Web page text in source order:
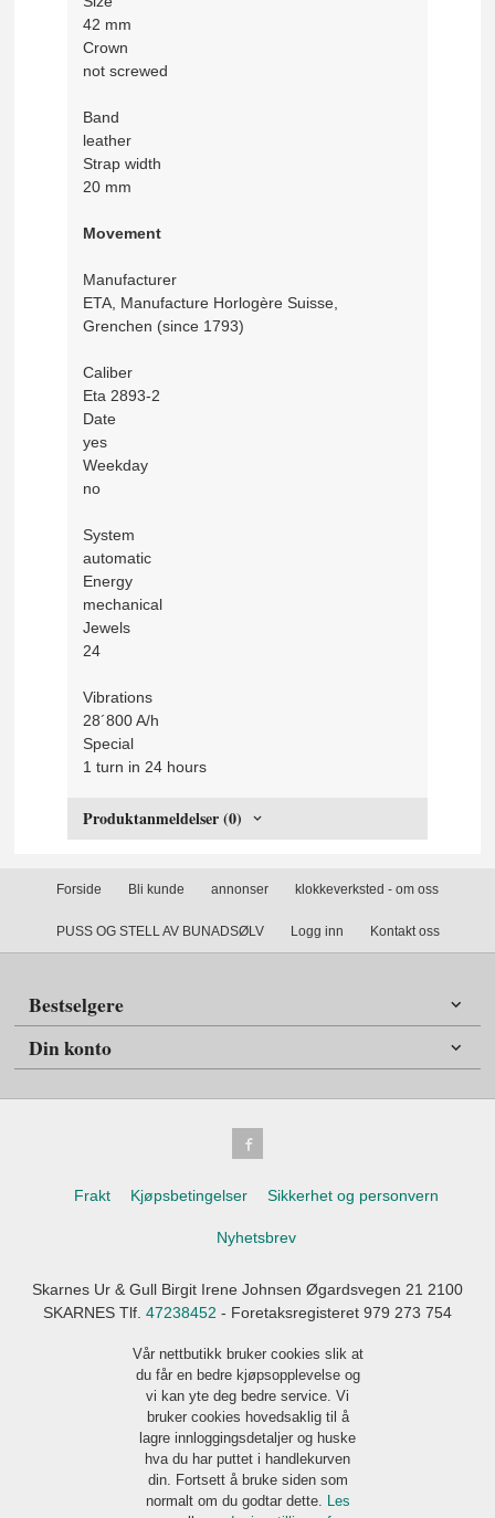
42 mm
Crown
not screwed
Band
leather
Strap width
20 mm
Movement
Manufacturer
ETA, Manufacture Horlogère Suisse,
Grenchen (since 1793)
Caliber
Eta 2893-2
Date
yes
Weekday
no
System
automatic
Energy
mechanical
Jewels
24
Vibrations
28´800 A/h
Special
1 turn in 24 hours
Produktanmeldelser (0)
Forside Bli kunde annonser klokkeverksted - om oss
PUSS OG STELL AV BUNADSØLV Logg inn Kontakt oss
Bestselgere
Din konto
Frakt Kjøpsbetingelser Sikkerhet og personvern
Nyhetsbrev
Skarnes Ur & Gull Birgit Irene Johnsen Øgardsvegen 21 2100
SKARNES Tlf. 47238452 - Foretaksregisteret 979 273 754
Vår nettbutikk bruker cookies slik at
du får en bedre kjøpsopplevelse og
vi kan yte deg bedre service. Vi
bruker cookies hovedsaklig til å
lagre innloggingsdetaljer og huske
hva du har puttet i handlekurven
din. Fortsett å bruke siden som
normalt om du godtar dette. Les